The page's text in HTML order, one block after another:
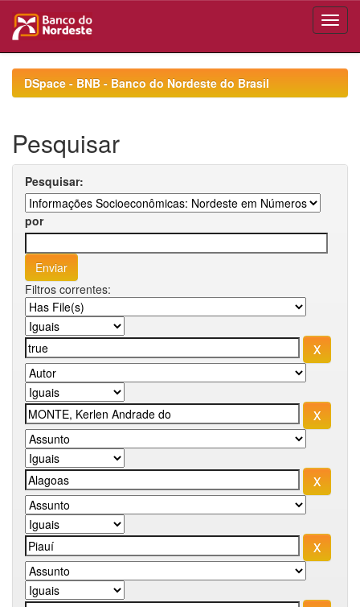
navigationDSpace - BNB - Banco do Nordeste do Brasil
Pesquisar
Pesquisar:
por
Filtros correntes: